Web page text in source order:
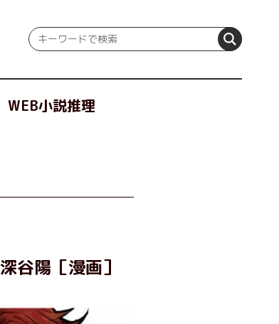
WEB小説推理
深谷陽［漫画］